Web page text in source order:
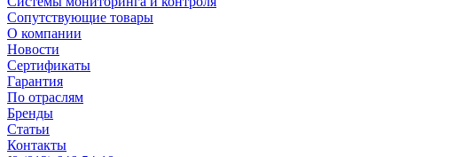
Сопутствующие товары
О компании
Новости
Сертификаты
Гарантия
По отраслям
Бренды
Статьи
Контакты